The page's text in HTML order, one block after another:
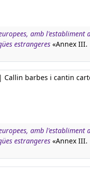
amb l'establiment
estrangeres «Annex III.
Callin barbes i cantin
amb l'establiment
estrangeres «Annex III.